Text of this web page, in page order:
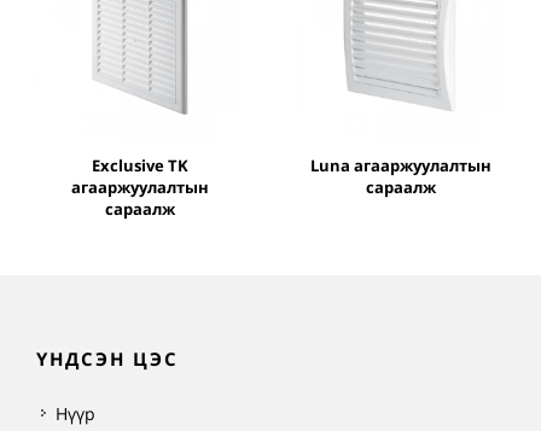
Exclusive TK
агааржуулалтын
сараалж
Luna агааржуулалтын
сараалж
ҮНДСЭН ЦЭС
Нүүр